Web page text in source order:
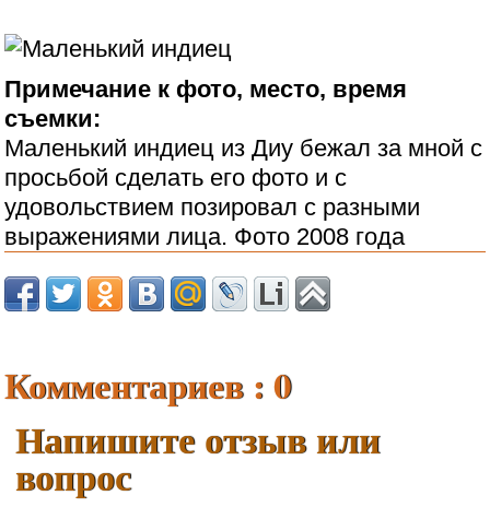
Примечание к фото, место, время
съемки:
Маленький индиец из Диу бежал за мной с
просьбой сделать его фото и с
удовольствием позировал с разными
выражениями лица. Фото 2008 года
Комментариев : 0
Напишите отзыв или
вопрос